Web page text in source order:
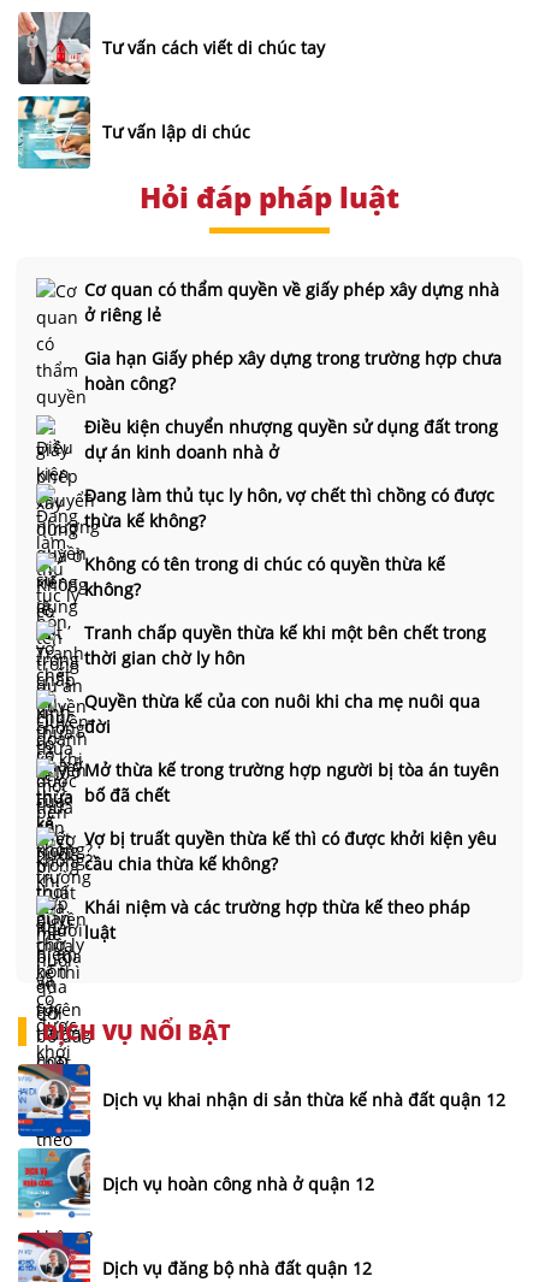
Tư vấn cách viết di chúc tay
Tư vấn lập di chúc
Hỏi đáp pháp luật
Cơ quan có thẩm quyền về giấy phép xây dựng nhà
ở riêng lẻ
Gia hạn Giấy phép xây dựng trong trường hợp chưa
hoàn công?
Điều kiện chuyển nhượng quyền sử dụng đất trong
dự án kinh doanh nhà ở
Đang làm thủ tục ly hôn, vợ chết thì chồng có được
thừa kế không?
Không có tên trong di chúc có quyền thừa kế
không?
Tranh chấp quyền thừa kế khi một bên chết trong
thời gian chờ ly hôn
Quyền thừa kế của con nuôi khi cha mẹ nuôi qua
đời
Mở thừa kế trong trường hợp người bị tòa án tuyên
bố đã chết
Vợ bị truất quyền thừa kế thì có được khởi kiện yêu
cầu chia thừa kế không?
Khái niệm và các trường hợp thừa kế theo pháp
luật
DỊCH VỤ NỔI BẬT
Dịch vụ khai nhận di sản thừa kế nhà đất quận 12
Dịch vụ hoàn công nhà ở quận 12
Dịch vụ đăng bộ nhà đất quận 12